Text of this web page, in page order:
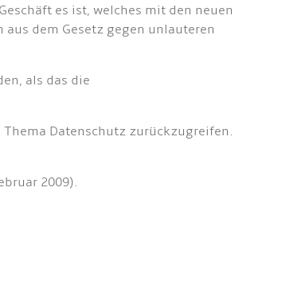
es ist, welches mit den neuen
dem Gesetz gegen unlauteren
als das die
Datenschutz zurückzugreifen.
2009).